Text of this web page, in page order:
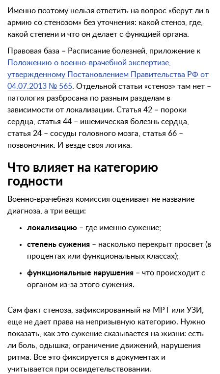
Именно поэтому нельзя ответить на вопрос «берут ли в
армию со стенозом» без уточнения: какой стеноз, где,
какой степени и что он делает с функцией органа.
Правовая база – Расписание болезней, приложение к
Положению о военно-врачебной экспертизе,
утвержденному Постановлением Правительства РФ от
04.07.2013 № 565. Отдельной статьи «стеноз» там нет –
патология разбросана по разным разделам в
зависимости от локализации. Статья 42 – пороки
сердца, статья 44 – ишемическая болезнь сердца,
статья 24 – сосуды головного мозга, статья 66 –
позвоночник. И везде своя логика.
Что влияет на категорию
годности
Военно-врачебная комиссия оценивает не название
диагноза, а три вещи:
локализацию – где именно сужение;
степень сужения – насколько перекрыт просвет (в
процентах или функциональных классах);
функциональные нарушения – что происходит с
органом из-за этого сужения.
Сам факт стеноза, зафиксированный на МРТ или УЗИ,
еще не дает права на непризывную категорию. Нужно
показать, как это сужение сказывается на жизни: есть
ли боль, одышка, ограничение движений, нарушения
ритма. Все это фиксируется в документах и
учитывается при освидетельствовании.